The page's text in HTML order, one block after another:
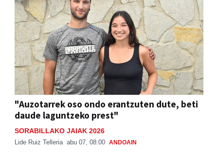
"Auzotarrek oso ondo erantzuten dute, beti
daude laguntzeko prest"
SORABILLAKO JAIAK 2026
Lide Ruiz Telleria abu 07, 08:00 ANDOAIN